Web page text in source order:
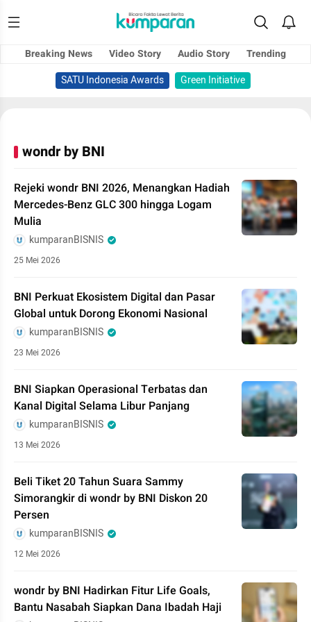
Breaking News Video Story Audio Story
Trending
SATU Indonesia Awards
Green Initiative
wondr by BNI
Rejeki wondr BNI 2026, Menangkan Hadiah
Mercedes-Benz GLC 300 hingga Logam
Mulia
kumparanBISNIS
25 Mei 2026
BNI Perkuat Ekosistem Digital dan Pasar
Global untuk Dorong Ekonomi Nasional
kumparanBISNIS
23 Mei 2026
BNI Siapkan Operasional Terbatas dan
Kanal Digital Selama Libur Panjang
kumparanBISNIS
13 Mei 2026
Beli Tiket 20 Tahun Suara Sammy
Simorangkir di wondr by BNI Diskon 20
Persen
kumparanBISNIS
12 Mei 2026
wondr by BNI Hadirkan Fitur Life Goals,
Bantu Nasabah Siapkan Dana Ibadah Haji